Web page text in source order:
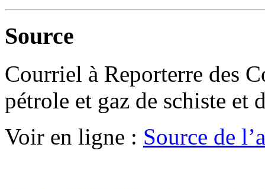
Source
Courriel à Reporterre des
pétrole et gaz de schiste et
Voir en ligne : Source de